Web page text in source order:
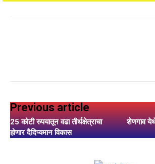
Previous article
25 कोटी रुपयातून वढा तीर्थक्षेत्राचा
होणार दैदिप्यमान विकास
शेणगाव